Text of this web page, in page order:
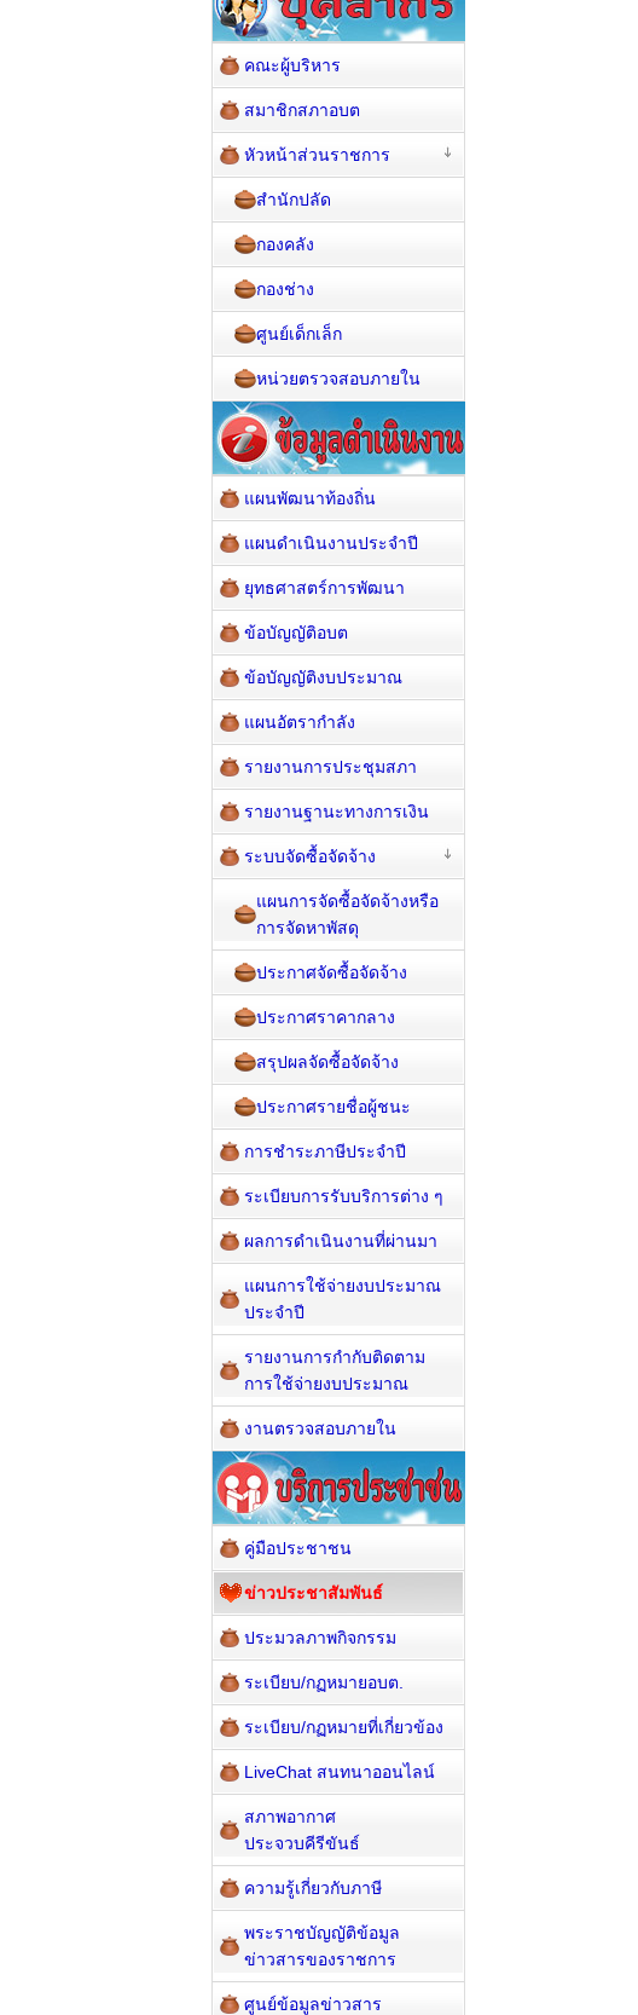
คณะผู้บริหาร
สมาชิกสภาอบต
หัวหน้าส่วนราชการ
สำนักปลัด
กองคลัง
กองช่าง
ศูนย์เด็กเล็ก
หน่วยตรวจสอบภายใน
แผนพัฒนาท้องถิ่น
แผนดำเนินงานประจำปี
ยุทธศาสตร์การพัฒนา
ข้อบัญญัติอบต
ข้อบัญญัติงบประมาณ
แผนอัตรากำลัง
รายงานการประชุมสภา
รายงานฐานะทางการเงิน
ระบบจัดซื้อจัดจ้าง
แผนการจัดซื้อจัดจ้างหรือ
การจัดหาพัสดุ
ประกาศจัดซื้อจัดจ้าง
ประกาศราคากลาง
สรุปผลจัดซื้อจัดจ้าง
ประกาศรายชื่อผู้ชนะ
การชำระภาษีประจำปี
ระเบียบการรับบริการต่าง ๆ
ผลการดำเนินงานที่ผ่านมา
แผนการใช้จ่ายงบประมาณ
ประจำปี
รายงานการกำกับติดตาม
การใช้จ่ายงบประมาณ
งานตรวจสอบภายใน
คู่มือประชาชน
ข่าวประชาสัมพันธ์
ประมวลภาพกิจกรรม
ระเบียบ/กฏหมายอบต.
ระเบียบ/กฏหมายที่เกี่ยวข้อง
LiveChat สนทนาออนไลน์
สภาพอากาศ
ประจวบคีรีขันธ์
ความรู้เกี่ยวกับภาษี
พระราชบัญญัติข้อมูล
ข่าวสารของราชการ
ศูนย์ข้อมูลข่าวสาร